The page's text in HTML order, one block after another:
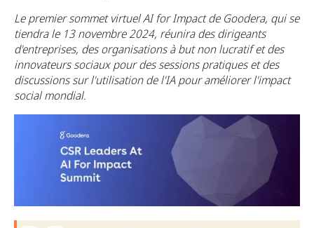
Le premier sommet virtuel AI for Impact de Goodera, qui se
tiendra le 13 novembre 2024, réunira des dirigeants
d'entreprises, des organisations à but non lucratif et des
innovateurs sociaux pour des sessions pratiques et des
discussions sur l'utilisation de l'IA pour améliorer l'impact
social mondial.